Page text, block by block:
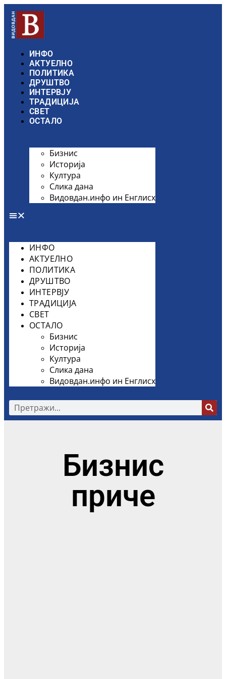
ИНФО
АКТУЕЛНО
ПОЛИТИКА
ДРУШТВО
ИНТЕРВЈУ
ТРАДИЦИЈА
СВЕТ
ОСТАЛО
Бизнис
Историја
Култура
Слика дана
Видовдан.инфо ин Енглисх
ИНФО
АКТУЕЛНО
ПОЛИТИКА
ДРУШТВО
ИНТЕРВЈУ
ТРАДИЦИЈА
СВЕТ
ОСТАЛО
Бизнис
Историја
Култура
Слика дана
Видовдан.инфо ин Енглисх
Бизнис
приче